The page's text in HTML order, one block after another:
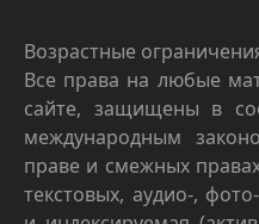
Возрастные
Все права на любые
сайте, защищены в
международным
праве и смежных
текстовых, аудио-,